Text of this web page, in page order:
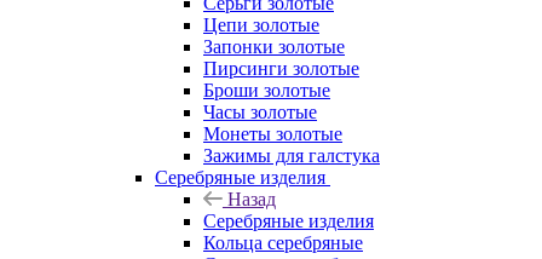
Цепи золотые
Запонки золотые
Пирсинги золотые
Броши золотые
Часы золотые
Монеты золотые
Зажимы для галстука
Серебряные изделия
Назад
Серебряные изделия
Кольца серебряные